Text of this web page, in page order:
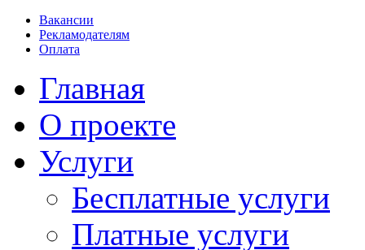
Вакансии
Рекламодателям
Оплата
Главная
О проекте
Услуги
Бесплатные услуги
Платные услуги